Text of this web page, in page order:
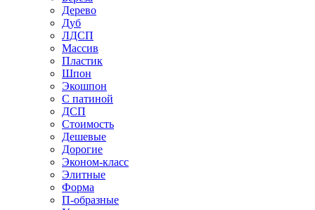
Дерево
Дуб
ЛДСП
Массив
Пластик
Шпон
Экошпон
С патиной
ДСП
Стоимость
Дешевые
Дорогие
Эконом-класс
Элитные
Форма
П-образные